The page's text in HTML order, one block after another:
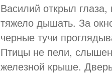
Василий открыл
тяжело дышать. За
черные тучи
Птицы не пели,
железной крыше.